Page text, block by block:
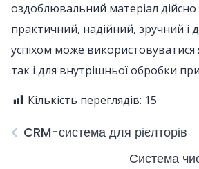
оздоблювальний матеріал дійсно
практичний, надійний, зручний і
успіхом може використовуватися
так і для внутрішньої обробки
Кількість переглядів: 15
CRM-система для рієлторів
Система